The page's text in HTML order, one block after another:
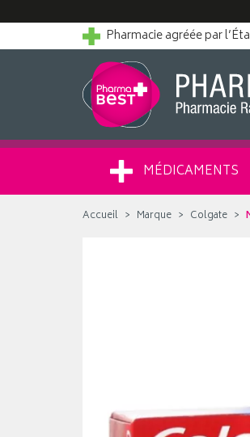
Pharmacie agréée par
MÉDICAMENTS
Accueil Marque Colgate